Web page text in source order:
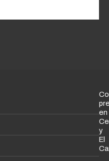
en
y
El